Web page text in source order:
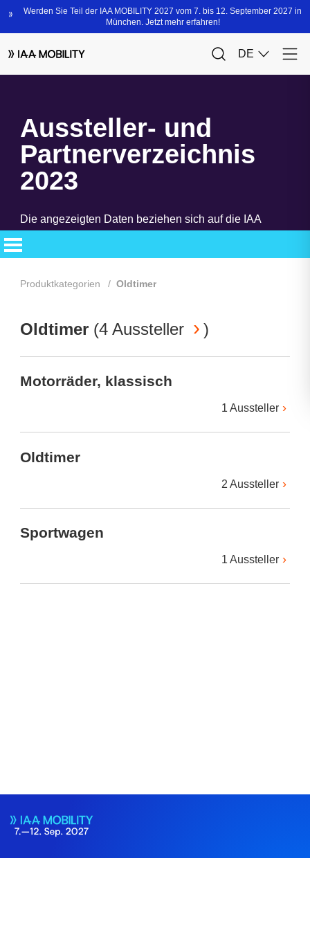
Aussteller- und
Partnerverzeichnis
2023
Die angezeigten Daten beziehen sich auf die IAA
MOBILITY 2023. Das neue Aussteller- und
Partnerverzeichnis steht Ihnen bald zur Verfügung.
Produktkategorien Oldtimer
Oldtimer (4 Aussteller )
Motorräder, klassisch
1 Aussteller
Oldtimer
2 Aussteller
Sportwagen
1 Aussteller